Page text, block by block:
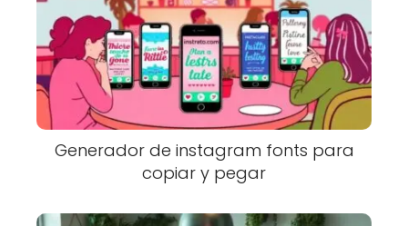
Generador de instagram fonts para
copiar y pegar